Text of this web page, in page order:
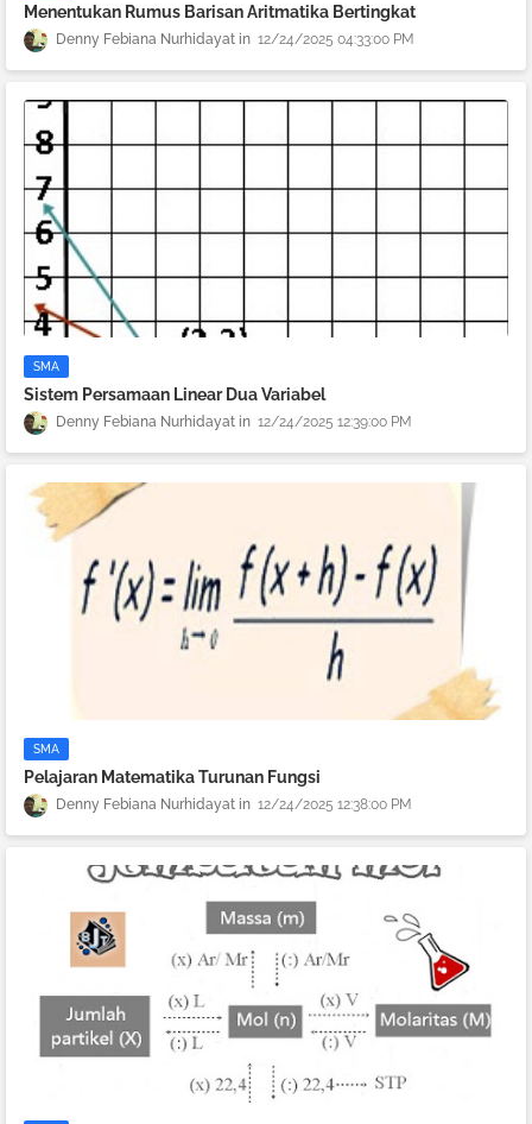
Menentukan Rumus Barisan Aritmatika Bertingkat
Denny Febiana Nurhidayat 12/24/2025 04:33:00 PM
SMA
Sistem Persamaan Linear Dua Variabel
Denny Febiana Nurhidayat 12/24/2025 12:39:00 PM
SMA
Pelajaran Matematika Turunan Fungsi
Denny Febiana Nurhidayat 12/24/2025 12:38:00 PM